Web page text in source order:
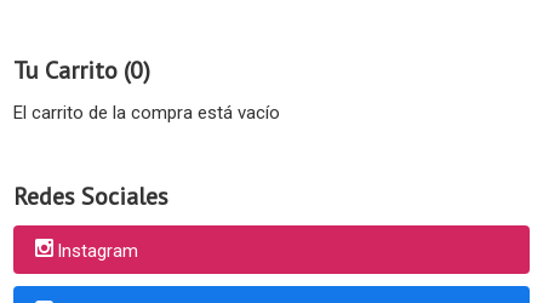
Tu Carrito (0)
El carrito de la compra está vacío
Redes Sociales
Instagram